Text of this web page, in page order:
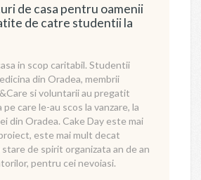
de casa pentru oamenii
de catre studentii la
in scop caritabil. Studentii
din Oradea, membrii
si voluntarii au pregatit
pe care le-au scos la vanzare, la
din Oradea. Cake Day este mai
este mai mult decat
de spirit organizata an de an
pentru cei nevoiasi.